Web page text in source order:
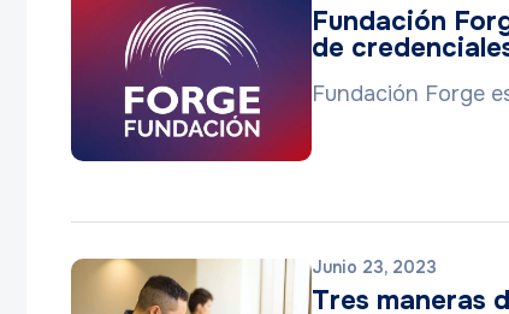
Fundación
de
Fundación Forge
Junio 23, 2023
Tres maneras